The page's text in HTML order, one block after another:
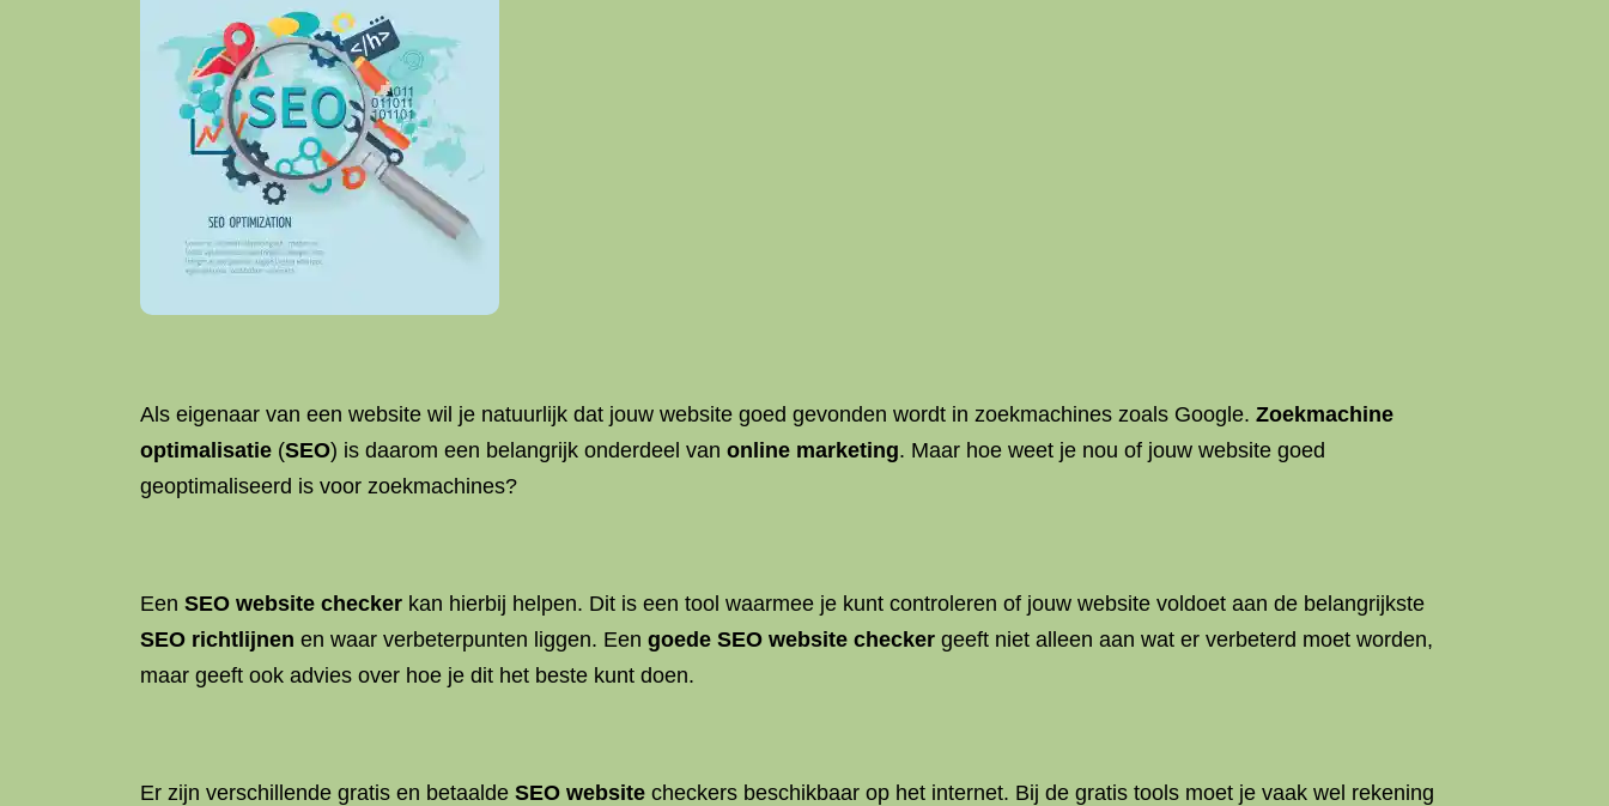
Als eigenaar van een website wil je natuurlijk dat jouw website goed gevonden wordt in zoekmachines zoals Google. Zoekmachine
optimalisatie (SEO) is daarom een belangrijk onderdeel van online marketing. Maar hoe weet je nou of jouw website goed
geoptimaliseerd is voor zoekmachines?
Een SEO website checker kan hierbij helpen. Dit is een tool waarmee je kunt controleren of jouw website voldoet aan de belangrijkste
SEO richtlijnen en waar verbeterpunten liggen. Een goede SEO website checker geeft niet alleen aan wat er verbeterd moet worden,
maar geeft ook advies over hoe je dit het beste kunt doen.
Er zijn verschillende gratis en betaalde SEO website checkers beschikbaar op het internet. Bij de gratis tools moet je vaak wel rekening